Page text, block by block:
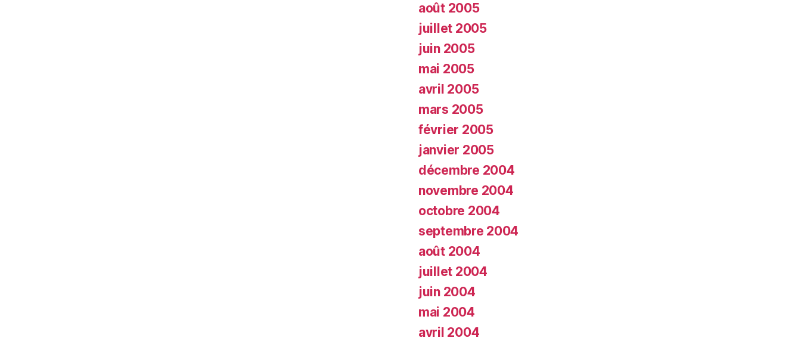
août 2005
juillet 2005
juin 2005
mai 2005
avril 2005
mars 2005
février 2005
janvier 2005
décembre 2004
novembre 2004
octobre 2004
septembre 2004
août 2004
juillet 2004
juin 2004
mai 2004
avril 2004